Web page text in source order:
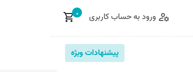
manage_accounts ورود به حساب کاربری shopping_cart0
پیشنهادات ویژه